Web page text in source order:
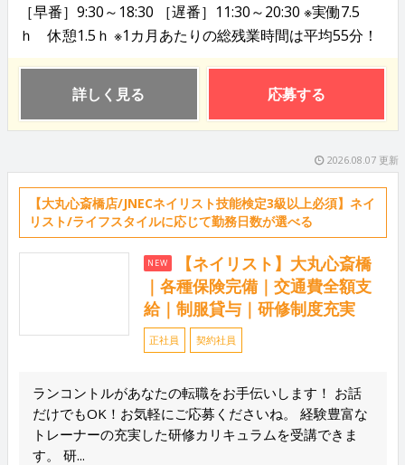
［早番］9:30～18:30 ［遅番］11:30～20:30 ※実働7.5
ｈ 休憩1.5ｈ ※1カ月あたりの総残業時間は平均55分！
詳しく見る 応募する
2026.08.07 更新
【大丸心斎橋店/JNECネイリスト技能検定3級以上必須】ネイ
リスト/ライフスタイルに応じて勤務日数が選べる
NEW
【ネイリスト】大丸心斎橋
｜各種保険完備｜交通費全額支
給｜制服貸与｜研修制度充実
正社員 契約社員
ランコントルがあなたの転職をお手伝いします！ お話
だけでもOK！お気軽にご応募くださいね。 経験豊富な
トレーナーの充実した研修カリキュラムを受講できま
す。 研...